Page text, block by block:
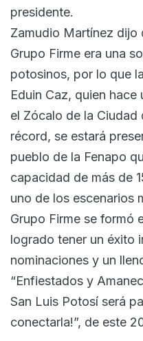
presidente.
Zamudio Martínez dijo
Grupo Firme era una
potosinos, por lo que
Eduin Caz, quien hace
el Zócalo de la
récord, se estará
pueblo de la Fenapo
capacidad de más de
uno de los escenarios
Grupo Firme se formó
logrado tener un éxito
nominaciones y un
“Enfiestados y
San Luis Potosí será
conectarla!”, de este